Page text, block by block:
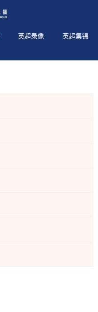
英超录像
英超集锦